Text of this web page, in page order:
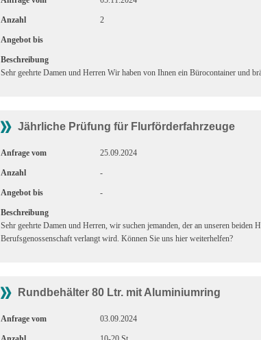
Anzahl 2
Angebot bis
Beschreibung
Sehr geehrte Damen und Herren Wir haben von Ihnen ein Bürocontainer und
Jährliche Prüfung für Flurförderfahrzeuge
Anfrage vom 25.09.2024
Anzahl -
Angebot bis -
Beschreibung
Sehr geehrte Damen und Herren, wir suchen jemanden, der an unseren
Berufsgenossenschaft verlangt wird. Können Sie uns hier weiterhelfen?
Rundbehälter 80 Ltr. mit Aluminiumring
Anfrage vom 03.09.2024